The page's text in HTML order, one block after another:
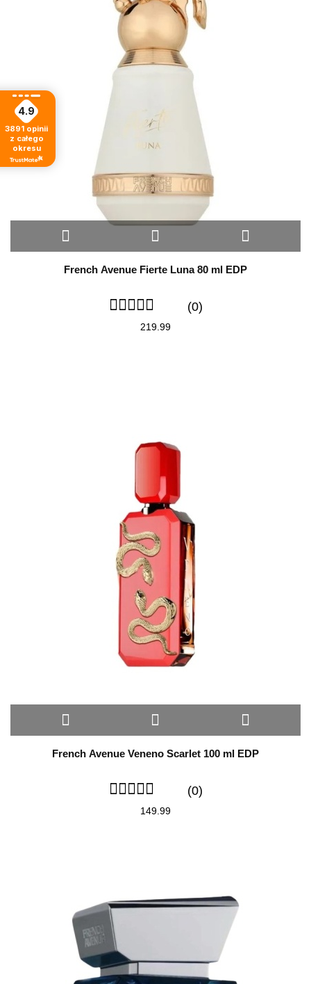
4.9
3891 opinii
z całego
okresu
French Avenue Fierte Luna 80 ml EDP
(0)
219.99
French Avenue Veneno Scarlet 100 ml EDP
(0)
149.99